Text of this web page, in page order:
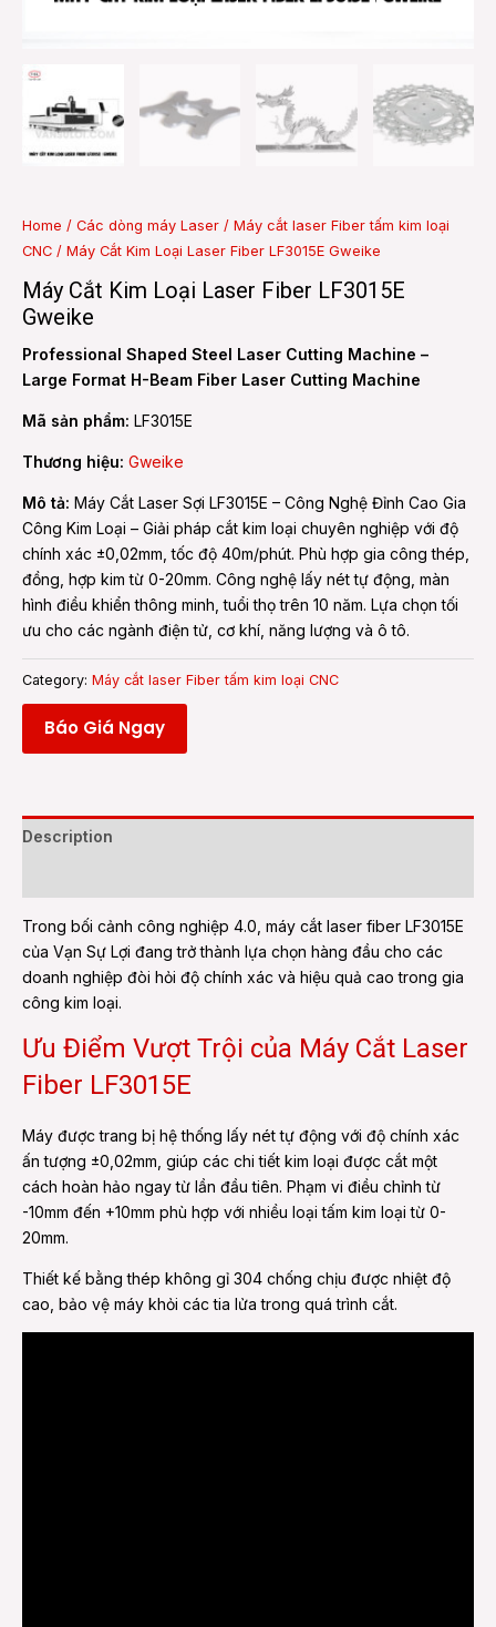
Home / Các dòng máy Laser / Máy cắt laser Fiber tấm kim loại
CNC / Máy Cắt Kim Loại Laser Fiber LF3015E Gweike
Máy Cắt Kim Loại Laser Fiber LF3015E
Gweike
Professional Shaped Steel Laser Cutting Machine –
Large Format H-Beam Fiber Laser Cutting Machine
Mã sản phẩm: LF3015E
Thương hiệu: Gweike
Mô tả: Máy Cắt Laser Sợi LF3015E – Công Nghệ Đỉnh Cao Gia
Công Kim Loại – Giải pháp cắt kim loại chuyên nghiệp với độ
chính xác ±0,02mm, tốc độ 40m/phút. Phù hợp gia công thép,
đồng, hợp kim từ 0-20mm. Công nghệ lấy nét tự động, màn
hình điều khiển thông minh, tuổi thọ trên 10 năm. Lựa chọn tối
ưu cho các ngành điện tử, cơ khí, năng lượng và ô tô.
Category: Máy cắt laser Fiber tấm kim loại CNC
Báo Giá Ngay
Description
Trong bối cảnh công nghiệp 4.0, máy cắt laser fiber LF3015E
của Vạn Sự Lợi đang trở thành lựa chọn hàng đầu cho các
doanh nghiệp đòi hỏi độ chính xác và hiệu quả cao trong gia
công kim loại.
Ưu Điểm Vượt Trội của Máy Cắt Laser
Fiber LF3015E
Máy được trang bị hệ thống lấy nét tự động với độ chính xác
ấn tượng ±0,02mm, giúp các chi tiết kim loại được cắt một
cách hoàn hảo ngay từ lần đầu tiên. Phạm vi điều chỉnh từ
-10mm đến +10mm phù hợp với nhiều loại tấm kim loại từ 0-
20mm.
Thiết kế bằng thép không gỉ 304 chống chịu được nhiệt độ
cao, bảo vệ máy khỏi các tia lửa trong quá trình cắt.